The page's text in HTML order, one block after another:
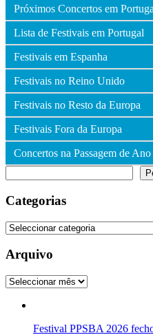
Próximos Concertos em
Lista de Festivais em Portugal
Festivais em Espanha
Festivais no Reino Unido
Festivais no Resto da Europa
Festivais Fora da Europa
Concertos na Passagem de
Categorias
Categorias
Arquivo
Arquivo
Festival PPSBA 2026